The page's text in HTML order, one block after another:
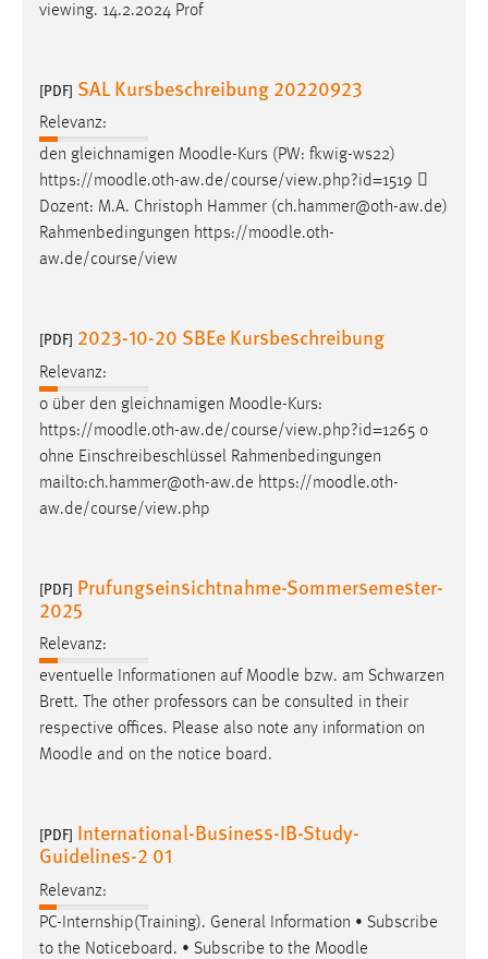
viewing. 14.2.2024 Prof
[PDF] SAL Kursbeschreibung 20220923
Relevanz:
den gleichnamigen Moodle-Kurs (PW: fkwig-ws22)
https://moodle.oth-aw.de/course/view.php?id=1519 
Dozent: M.A. Christoph Hammer (ch.hammer@oth-aw.de)
Rahmenbedingungen https://moodle.oth-
aw.de/course/view
[PDF] 2023-10-20 SBEe Kursbeschreibung
Relevanz:
o über den gleichnamigen Moodle-Kurs:
https://moodle.oth-aw.de/course/view.php?id=1265 o
ohne Einschreibeschlüssel Rahmenbedingungen
mailto:ch.hammer@oth-aw.de https://moodle.oth-
aw.de/course/view.php
[PDF] Prufungseinsichtnahme-Sommersemester-
2025
Relevanz:
eventuelle Informationen auf Moodle bzw. am Schwarzen
Brett. The other professors can be consulted in their
respective offices. Please also note any information on
Moodle and on the notice board.
[PDF] International-Business-IB-Study-
Guidelines-2 01
Relevanz:
PC-Internship(Training). General Information • Subscribe
to the Noticeboard. • Subscribe to the Moodle